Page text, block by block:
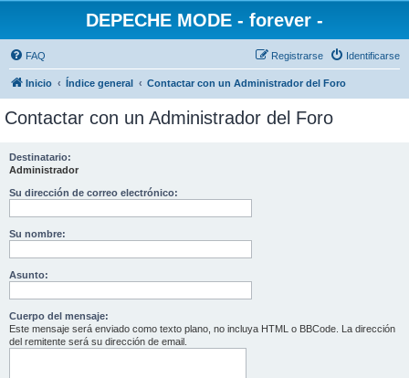
DEPECHE MODE - forever -
FAQ Identificarse
Registrarse
Inicio Índice general Contactar con un Administrador del Foro
Contactar con un Administrador del Foro
Destinatario:
Administrador
Su dirección de correo electrónico:
Su nombre:
Asunto:
Cuerpo del mensaje:
Este mensaje será enviado como texto plano, no incluya HTML o BBCode. La dirección
del remitente será su dirección de email.